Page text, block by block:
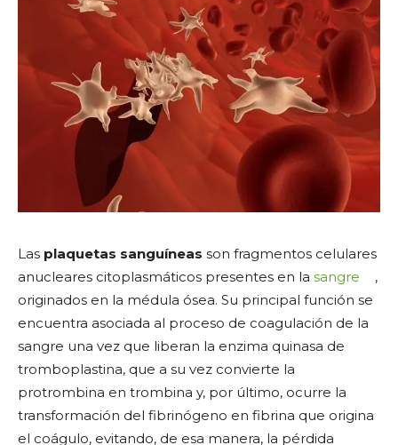
Las plaquetas sanguíneas son fragmentos celulares
anucleares citoplasmáticos presentes en la sangre
,
originados en la médula ósea. Su principal función se
encuentra asociada al proceso de coagulación de la
sangre una vez que liberan la enzima quinasa de
tromboplastina, que a su vez convierte la
protrombina en trombina y, por último, ocurre la
transformación del fibrinógeno en fibrina que origina
el coágulo, evitando, de esa manera, la pérdida